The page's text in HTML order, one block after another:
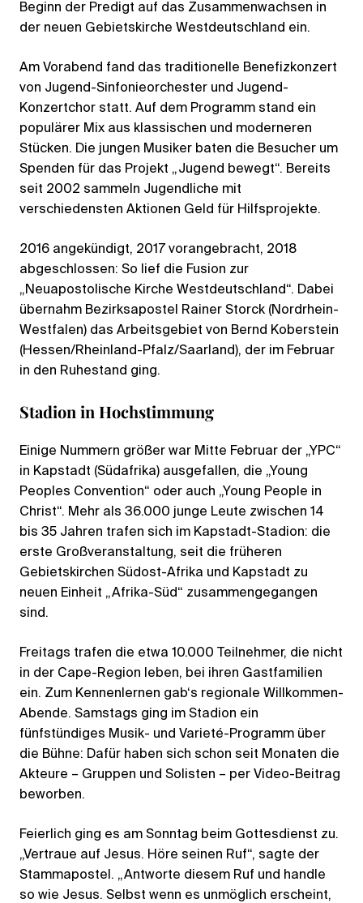
Beginn der Predigt auf das Zusammenwachsen in
der neuen Gebietskirche Westdeutschland ein.
Am Vorabend fand das traditionelle Benefizkonzert
von Jugend-Sinfonieorchester und Jugend-
Konzertchor statt. Auf dem Programm stand ein
populärer Mix aus klassischen und moderneren
Stücken. Die jungen Musiker baten die Besucher um
Spenden für das Projekt „Jugend bewegt“. Bereits
seit 2002 sammeln Jugendliche mit
verschiedensten Aktionen Geld für Hilfsprojekte.
2016 angekündigt, 2017 vorangebracht, 2018
abgeschlossen: So lief die Fusion zur
„Neuapostolische Kirche Westdeutschland“. Dabei
übernahm Bezirksapostel Rainer Storck (Nordrhein-
Westfalen) das Arbeitsgebiet von Bernd Koberstein
(Hessen/Rheinland-Pfalz/Saarland), der im Februar
in den Ruhestand ging.
Stadion in Hochstimmung
Einige Nummern größer war Mitte Februar der „YPC“
in Kapstadt (Südafrika) ausgefallen, die „Young
Peoples Convention“ oder auch „Young People in
Christ“. Mehr als 36.000 junge Leute zwischen 14
bis 35 Jahren trafen sich im Kapstadt-Stadion: die
erste Großveranstaltung, seit die früheren
Gebietskirchen Südost-Afrika und Kapstadt zu
neuen Einheit „Afrika-Süd“ zusammengegangen
sind.
Freitags trafen die etwa 10.000 Teilnehmer, die nicht
in der Cape-Region leben, bei ihren Gastfamilien
ein. Zum Kennenlernen gab‘s regionale Willkommen-
Abende. Samstags ging im Stadion ein
fünfstündiges Musik- und Varieté-Programm über
die Bühne: Dafür haben sich schon seit Monaten die
Akteure – Gruppen und Solisten – per Video-Beitrag
beworben.
Feierlich ging es am Sonntag beim Gottesdienst zu.
„Vertraue auf Jesus. Höre seinen Ruf“, sagte der
Stammapostel. „Antworte diesem Ruf und handle
so wie Jesus. Selbst wenn es unmöglich erscheint,